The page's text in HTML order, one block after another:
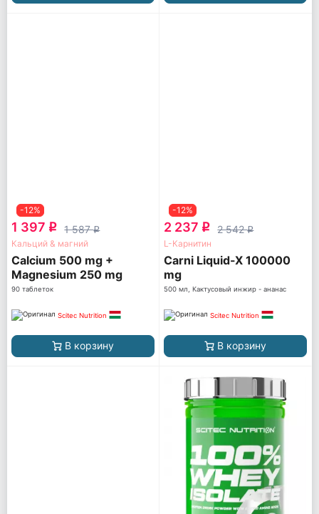
-12%
1 397 q 1 587q
Кальций & магний
Calcium 500 mg +
Magnesium 250 mg
90 таблеток
Scitec Nutrition
В корзину
-12%
2 237 q 2 542q
L-Карнитин
Carni Liquid-X 100000
mg
500 мл, Кактусовый инжир - ананас
Scitec Nutrition
В корзину